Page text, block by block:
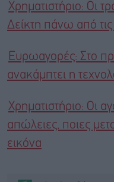
Χρηματιστήριο: Οι
Δείκτη πάνω από
Ευρωαγορές: Στο
ανακάμπτει η
Χρηματιστήριο: Οι
απώλειες, ποιες
εικόνα